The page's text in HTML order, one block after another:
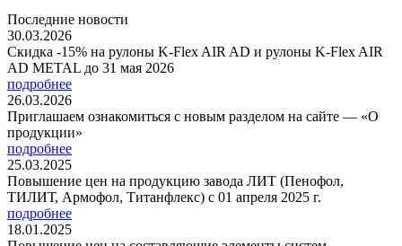
Последние новости
30.03.2026
Скидка -15% на рулоны K-Flex AIR AD и рулоны K-Flex AIR
AD METAL до 31 мая 2026
подробнее
26.03.2026
Приглашаем ознакомиться с новым разделом на сайте — «О
продукции»
подробнее
25.03.2025
Повышение цен на продукцию завода ЛИТ (Пенофол,
ТИЛИТ, Армофол, Титанфлекс) с 01 апреля 2025 г.
подробнее
18.01.2025